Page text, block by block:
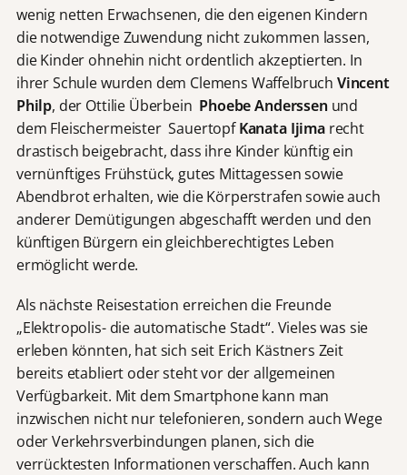
wenig netten Erwachsenen, die den eigenen Kindern
die notwendige Zuwendung nicht zukommen lassen,
die Kinder ohnehin nicht ordentlich akzeptierten. In
ihrer Schule wurden dem Clemens Waffelbruch Vincent
Philp, der Ottilie Überbein Phoebe Anderssenund
dem Fleischermeister SauertopfKanata Ijimarecht
drastisch beigebracht, dass ihre Kinder künftig ein
vernünftiges Frühstück, gutes Mittagessen sowie
Abendbrot erhalten, wie die Körperstrafen sowie auch
anderer Demütigungen abgeschafft werden und den
künftigen Bürgern ein gleichberechtigtes Leben
ermöglicht werde.
Als nächste Reisestation erreichen die Freunde
„Elektropolis- die automatische Stadt“. Vieles was sie
erleben könnten, hat sich seit Erich Kästners Zeit
bereits etabliert oder steht vor der allgemeinen
Verfügbarkeit. Mit dem Smartphone kann man
inzwischen nicht nur telefonieren, sondern auch Wege
oder Verkehrsverbindungen planen, sich die
verrücktesten Informationen verschaffen. Auch kann